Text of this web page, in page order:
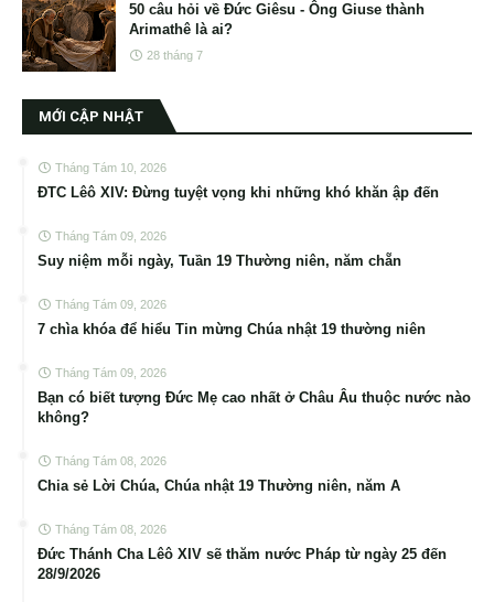
50 câu hỏi về Đức Giêsu - Ông Giuse thành
Arimathê là ai?
28 tháng 7
MỚI CẬP NHẬT
Tháng Tám 10, 2026
ĐTC Lêô XIV: Đừng tuyệt vọng khi những khó khăn ập đến
Tháng Tám 09, 2026
Suy niệm mỗi ngày, Tuần 19 Thường niên, năm chẵn
Tháng Tám 09, 2026
7 chìa khóa để hiểu Tin mừng Chúa nhật 19 thường niên
Tháng Tám 09, 2026
Bạn có biết tượng Đức Mẹ cao nhất ở Châu Âu thuộc nước nào
không?
Tháng Tám 08, 2026
Chia sẻ Lời Chúa, Chúa nhật 19 Thường niên, năm A
Tháng Tám 08, 2026
Đức Thánh Cha Lêô XIV sẽ thăm nước Pháp từ ngày 25 đến
28/9/2026